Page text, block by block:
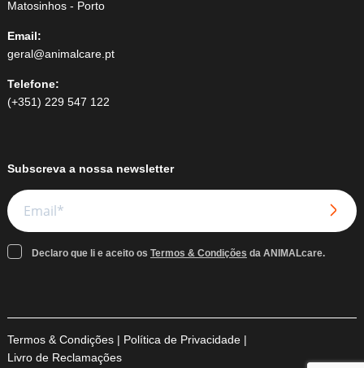
Matosinhos - Porto
Email:
geral@animalcare.pt
Telefone:
(+351) 229 547 122
Subscreva a nossa newsletter
Declaro que li e aceito os Termos & Condições da ANIMALcare.
Termos & Condições| Política de Privacidade|
Livro de Reclamações